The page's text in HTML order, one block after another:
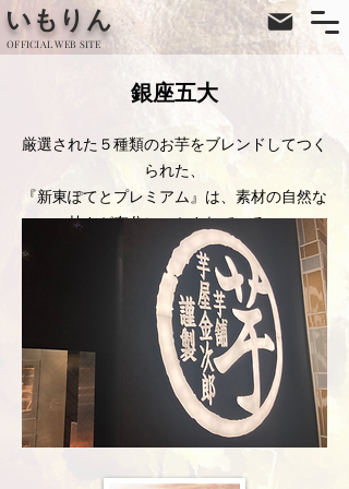
​いもりん
​OFFICIAL WEB SITE
​銀座五大
厳選された５種類のお芋をブレンドしてつく
られた、
『新東ぽてとプレミアム』は、素材の自然な
甘さが存分にいかされている。
可愛い見た目と、一口頬張れば、ほっこりと
した時間がはじまる味わいに芋キュン。
ふわっとしたお芋にクッキー生地のサクッと
した食感が合わさるアクセントも楽しい。
東京を中心とした駅の売店やサービスエリ
ア、 お取り寄せでも出会うことができる。​
サイト： https://www.ginzagodai.jp/